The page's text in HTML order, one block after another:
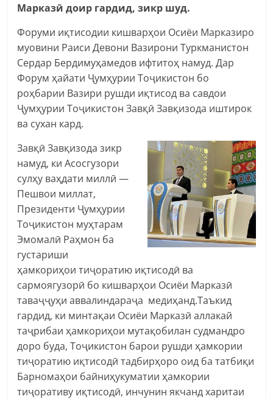
Марказӣ доир гардид, зикр шуд.
Форуми иқтисодии кишварҳои Осиёи Марказиро
муовини Раиси Девони Вазирони Туркманистон
Сердар Бердимуҳамедов ифтитоҳ намуд. Дар
Форум ҳайати Ҷумҳурии Тоҷикистон бо
роҳбарии Вазири рушди иқтисод ва савдои
Ҷумҳурии Тоҷикистон Завқӣ Завқизода иштирок
ва сухан кард.
Завқӣ Завқизода зикр
намуд, ки Асосгузори
сулҳу ваҳдати миллӣ —
Пешвои миллат,
Президенти Ҷумҳурии
Тоҷикистон муҳтарам
Эмомалӣ Раҳмон ба
густариши
ҳамкориҳои тиҷоратию иқтисодӣ ва
сармоягузорӣ бо кишварҳои Осиёи Марказӣ
таваҷҷуҳи аввалиндараҷа медиҳанд.Таъкид
гардид, ки минтақаи Осиёи Марказӣ аллакай
таҷрибаи ҳамкориҳои мутақобилан судмандро
доро буда, Тоҷикистон барои рушди ҳамкории
тиҷоратию иқтисодӣ тадбирҳоро оид ба татбиқи
Барномаҳои байниҳукуматии ҳамкории
тиҷоративу иқтисодӣ, инчунин якчанд харитаи